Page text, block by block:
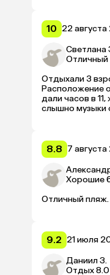
10 22
Светлана
Отличный
Отдыхали 3
Расположение
дали часов в
слышно музыки
Что касается
много…
ресторане,
Анимация
Волейбол,
приглашенные
Также есть
Есть водные
В общем, отель
друзьям и
8.8 7
Хорошие
Отличный пляж.
9.2 21 июля
Даниил З.
Отдых